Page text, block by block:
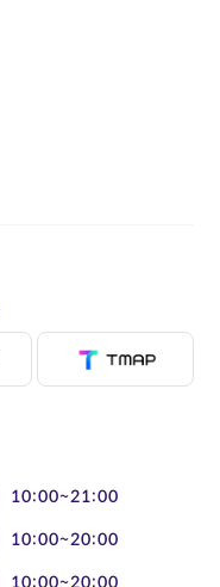
10:00~21:00
10:00~20:00
10:00~20:00